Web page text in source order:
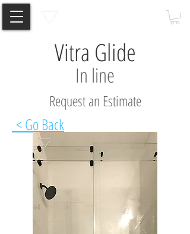
Vitra Glide
In line
Request an Estimate
< Go Back